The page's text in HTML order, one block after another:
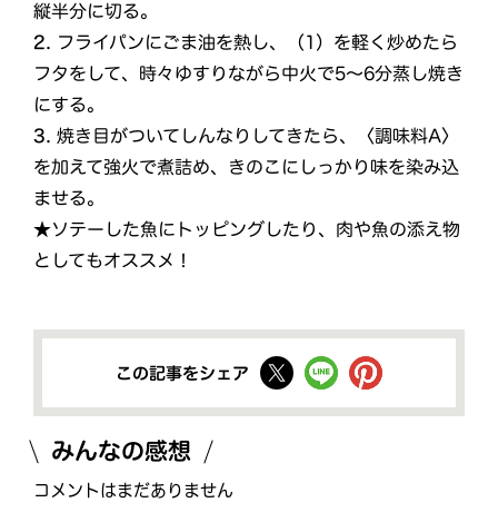
縦半分に切る。
2. フライパンにごま油を熱し、（1）を軽く炒めたら
フタをして、時々ゆすりながら中火で5〜6分蒸し焼き
にする。
3. 焼き目がついてしんなりしてきたら、〈調味料A〉
を加えて強火で煮詰め、きのこにしっかり味を染み込
ませる。
★ソテーした魚にトッピングしたり、肉や魚の添え物
としてもオススメ！
この記事をシェア
みんなの感想
コメントはまだありません